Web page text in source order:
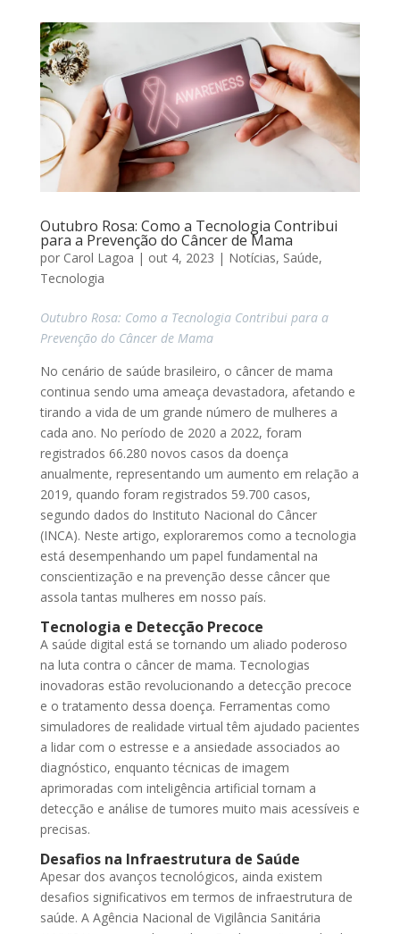
Outubro Rosa: Como a Tecnologia Contribui
para a Prevenção do Câncer de Mama
por Carol Lagoa | out 4, 2023 | Notícias, Saúde,
Tecnologia
Outubro Rosa: Como a Tecnologia Contribui para a
Prevenção do Câncer de Mama
No cenário de saúde brasileiro, o câncer de mama
continua sendo uma ameaça devastadora, afetando e
tirando a vida de um grande número de mulheres a
cada ano. No período de 2020 a 2022, foram
registrados 66.280 novos casos da doença
anualmente, representando um aumento em relação a
2019, quando foram registrados 59.700 casos,
segundo dados do Instituto Nacional do Câncer
(INCA). Neste artigo, exploraremos como a tecnologia
está desempenhando um papel fundamental na
conscientização e na prevenção desse câncer que
assola tantas mulheres em nosso país.
Tecnologia e Detecção Precoce
A saúde digital está se tornando um aliado poderoso
na luta contra o câncer de mama. Tecnologias
inovadoras estão revolucionando a detecção precoce
e o tratamento dessa doença. Ferramentas como
simuladores de realidade virtual têm ajudado pacientes
a lidar com o estresse e a ansiedade associados ao
diagnóstico, enquanto técnicas de imagem
aprimoradas com inteligência artificial tornam a
detecção e análise de tumores muito mais acessíveis e
precisas.
Desafios na Infraestrutura de Saúde
Apesar dos avanços tecnológicos, ainda existem
desafios significativos em termos de infraestrutura de
saúde. A Agência Nacional de Vigilância Sanitária